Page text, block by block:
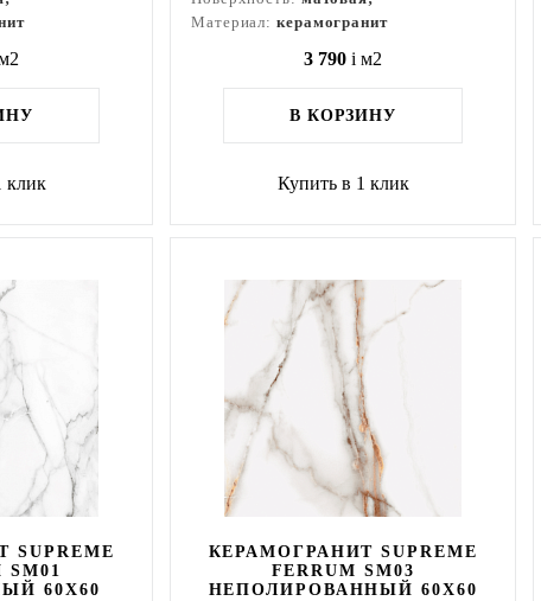
клик
Материал: керамогранит
3 790 i м2
В КОРЗИНУ
Купить в 1 клик
SM01
60X60
КЕРАМОГРАНИТ SUPREME
FERRUM SM03
НЕПОЛИРОВАННЫЙ 60X60